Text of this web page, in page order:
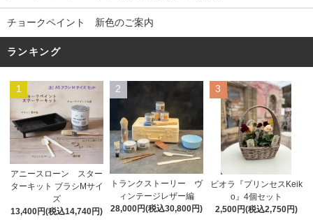
チョークペイント 新色のご案内
ランキング
1
アニースローン スター
ターキット ブラシMサイ
ズ
13,400円(税込14,740円)
2
トランクストーリー ヴ
ィンテージレザー編
28,000円(税込30,800円)
3
ビオラ『プリンセスKeik
o』4個セット
2,500円(税込2,750円)